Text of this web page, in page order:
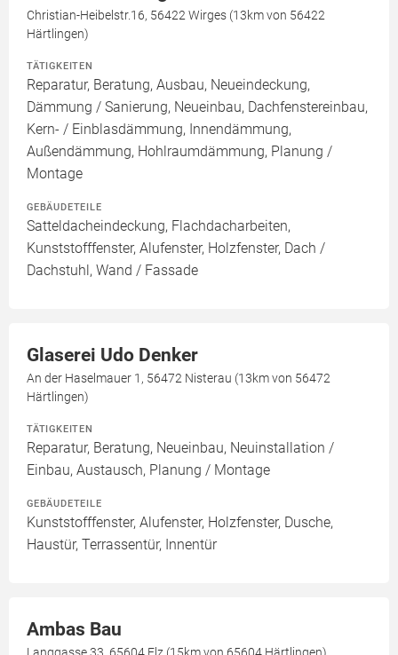
Christian-Heibelstr.16, 56422 Wirges (13km von 56422
Härtlingen)
TÄTIGKEITEN
Reparatur, Beratung, Ausbau, Neueindeckung,
Dämmung / Sanierung, Neueinbau, Dachfenstereinbau,
Kern- / Einblasdämmung, Innendämmung,
Außendämmung, Hohlraumdämmung, Planung /
Montage
GEBÄUDETEILE
Satteldacheindeckung, Flachdacharbeiten,
Kunststofffenster, Alufenster, Holzfenster, Dach /
Dachstuhl, Wand / Fassade
Glaserei Udo Denker
An der Haselmauer 1, 56472 Nisterau (13km von 56472
Härtlingen)
TÄTIGKEITEN
Reparatur, Beratung, Neueinbau, Neuinstallation /
Einbau, Austausch, Planung / Montage
GEBÄUDETEILE
Kunststofffenster, Alufenster, Holzfenster, Dusche,
Haustür, Terrassentür, Innentür
Ambas Bau